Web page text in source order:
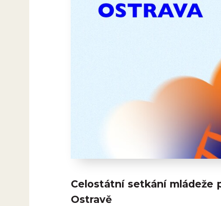
Celostátní setkání mládeže
Ostravě